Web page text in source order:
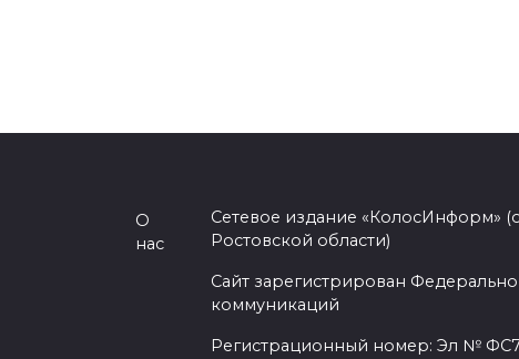
О
нас
Сетевое издание «КолосИнформ»
Ростовской области)
Сайт зарегистрирован
коммуникаций
Регистрационный номер: Эл №